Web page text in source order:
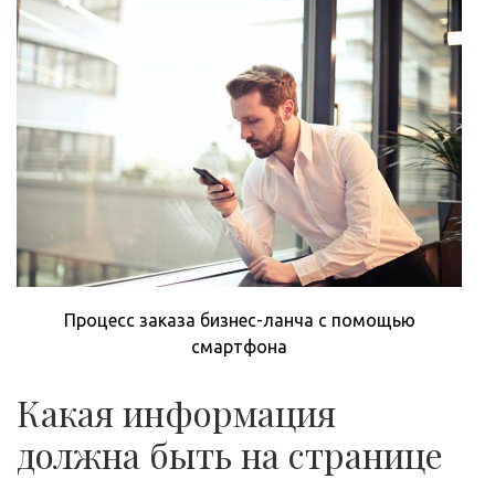
Процесс заказа бизнес-ланча с помощью
смартфона
Какая информация
должна быть на странице